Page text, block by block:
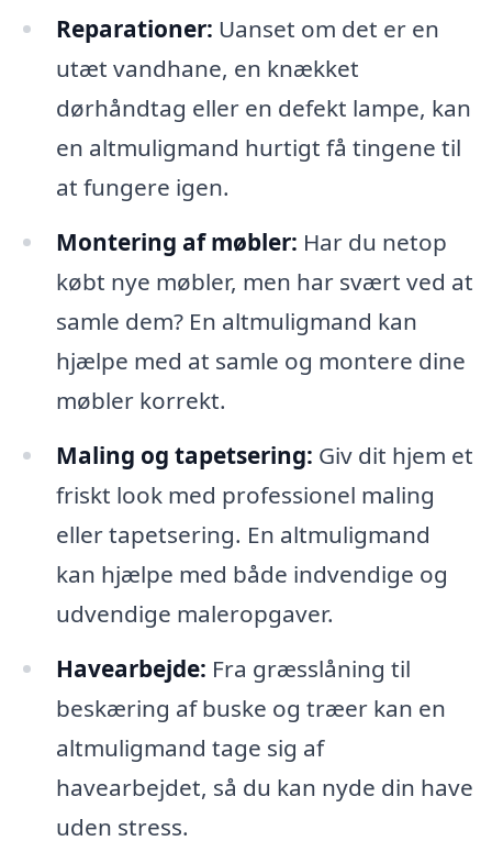
Reparationer: Uanset om det er en
utæt vandhane, en knækket
dørhåndtag eller en defekt lampe, kan
en altmuligmand hurtigt få tingene til
at fungere igen.
Montering af møbler: Har du netop
købt nye møbler, men har svært ved at
samle dem? En altmuligmand kan
hjælpe med at samle og montere dine
møbler korrekt.
Maling og tapetsering: Giv dit hjem et
friskt look med professionel maling
eller tapetsering. En altmuligmand
kan hjælpe med både indvendige og
udvendige maleropgaver.
Havearbejde: Fra græsslåning til
beskæring af buske og træer kan en
altmuligmand tage sig af
havearbejdet, så du kan nyde din have
uden stress.